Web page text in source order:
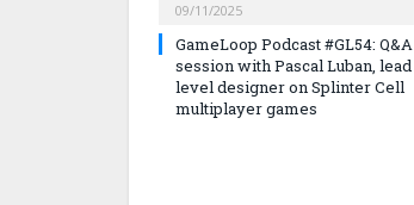
09/11/2025
GameLoop Podcast #GL54: Q&A
session with Pascal Luban, lead
level designer on Splinter Cell
multiplayer games